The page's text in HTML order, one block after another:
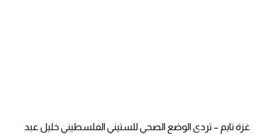
غزة تايم – تردى الوضع الصحي للستيني الفلسطيني خليل عبد